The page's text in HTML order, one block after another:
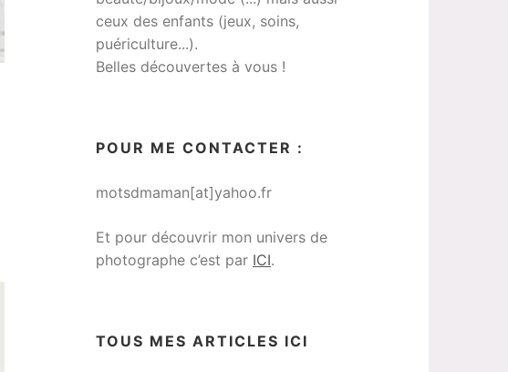
ceux des enfants (jeux, soins,
puériculture...).
Belles découvertes à vous !
POUR ME CONTACTER :
motsdmaman[at]yahoo.fr
Et pour découvrir mon univers de
photographe c’est par ICI.
TOUS MES ARTICLES ICI